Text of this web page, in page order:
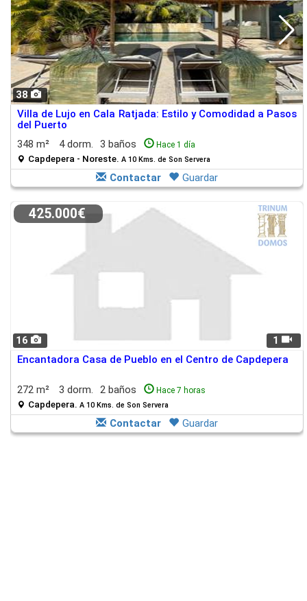
38
Villa de Lujo en Cala Ratjada: Estilo y Comodidad a Pasos
del Puerto
348 m²
4 dorm. 3 baños Hace 1 día
Capdepera - Noreste. A 10 Kms. de Son Servera
Contactar Guardar
16 1
425.000€
Encantadora Casa de Pueblo en el Centro de Capdepera
272 m² 3 dorm. 2 baños Hace 7 horas
Capdepera. A 10 Kms. de Son Servera
Contactar Guardar